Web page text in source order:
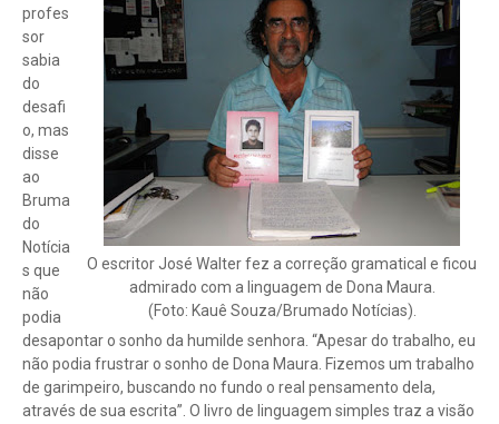
O escritor José Walter fez a correção gramatical e ficou
admirado com a linguagem de Dona Maura.
(Foto: Kauê Souza/Brumado Notícias).
profes
sor
sabia
do
desafi
o, mas
disse
ao
Bruma
do
Notícia
s que
não
podia
desapontar o sonho da humilde senhora. “Apesar do trabalho, eu
não podia frustrar o sonho de Dona Maura. Fizemos um trabalho
de garimpeiro, buscando no fundo o real pensamento dela,
através de sua escrita”. O livro de linguagem simples traz a visão